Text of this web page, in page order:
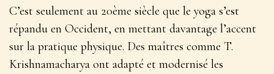
C’est seulement au 20ème siècle que le yoga s’est
répandu en Occident, en mettant davantage l’accent
sur la pratique physique. Des maîtres comme T.
Krishnamacharya ont adapté et modernisé les